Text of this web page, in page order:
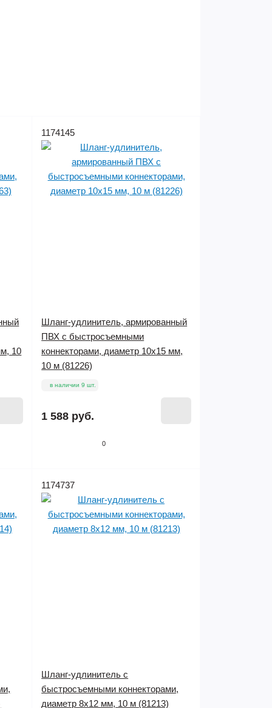
10
1174145
0
Шланг-удлинитель, армированный
ПВХ с быстросъемными
коннекторами, диаметр 10х15 мм,
10 м (81226)
в наличии 9 шт.
1 588 руб.
1174737
Шланг-удлинитель с
быстросъемными коннекторами,
диаметр 8х12 мм, 10 м (81213)